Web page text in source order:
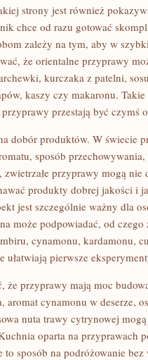
strony jest również
chce od razu gotować
zależy na tym, aby w
że orientalne przyprawy
kurczaka z patelni,
kaszy czy makaronu.
przestają być czymś
dobór produktów. W świecie
sposób
przyprawy mogą
produkty dobrej jakości i
jest szczególnie ważny dla
może podpowiadać, od
cynamonu, kardamonu,
pierwsze
że przyprawy mają moc
aromat cynamonu w deserze,
nuta trawy cytrynowej
oparta na przyprawach
sposób na podróżowanie